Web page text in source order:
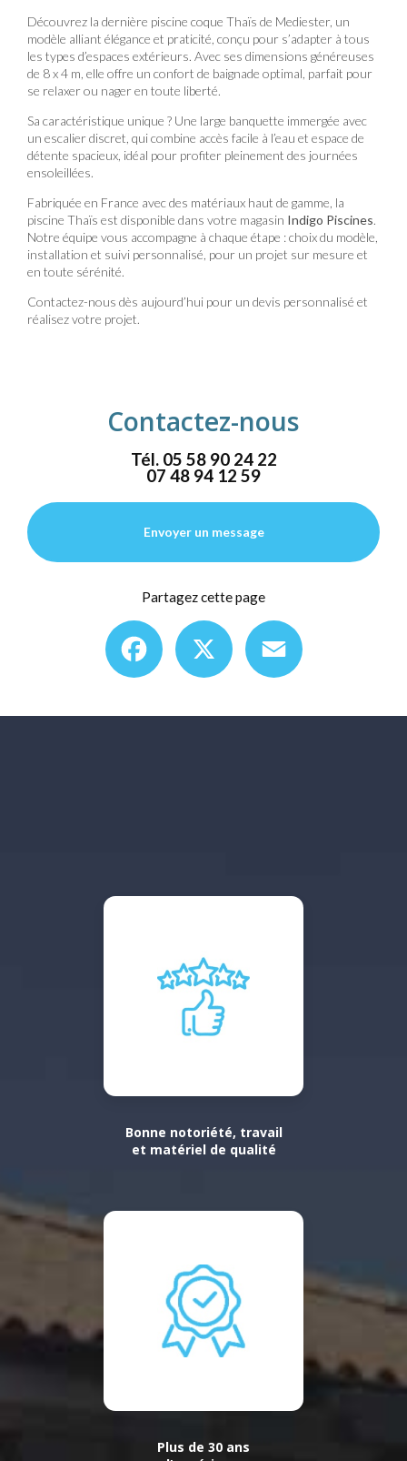
Découvrez la dernière piscine coque Thaïs de Mediester, un
modèle alliant élégance et praticité, conçu pour s’adapter à tous
les types d’espaces extérieurs. Avec ses dimensions généreuses
de 8 x 4 m, elle offre un confort de baignade optimal, parfait pour
se relaxer ou nager en toute liberté.
Sa caractéristique unique ? Une large banquette immergée avec
un escalier discret, qui combine accès facile à l’eau et espace de
détente spacieux, idéal pour profiter pleinement des journées
ensoleillées.
Fabriquée en France avec des matériaux haut de gamme, la
piscine Thaïs est disponible dans votre magasin Indigo Piscines.
Notre équipe vous accompagne à chaque étape : choix du modèle,
installation et suivi personnalisé, pour un projet sur mesure et
en toute sérénité.
Contactez-nous dès aujourd’hui pour un devis personnalisé et
réalisez votre projet.
Contactez-nous
Tél. 05 58 90 24 22
07 48 94 12 59
Envoyer un message
Partagez cette page
Facebook
Bonne notoriété, travail
et matériel de qualité
Plus de 30 ans